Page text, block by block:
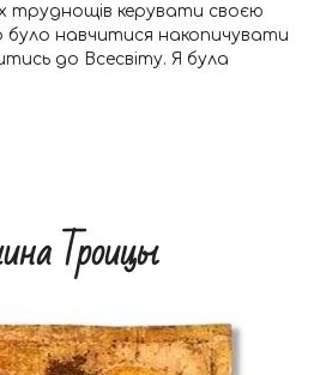
труднощів керувати своєю
було навчитися накопичувати
до Всесвіту. Я була
Троицы